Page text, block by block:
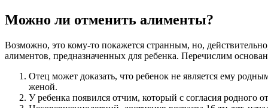
Можно ли отменить алименты?
Возможно, это кому-то покажется странным, но,
алиментов, предназначенных для ребенка. Перечислим
Отец может доказать, что ребенок не является ему
женой.
У ребенка появился отчим, который с согласия родного